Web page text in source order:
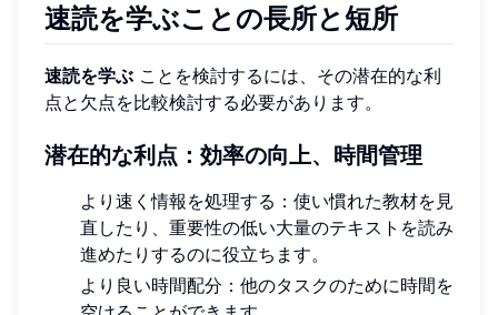
速読を学ぶことの長所と短所
速読を学ぶ ことを検討するには、その潜在的な利
点と欠点を比較検討する必要があります。
潜在的な利点：効率の向上、時間管理
より速く情報を処理する：使い慣れた教材を見
直したり、重要性の低い大量のテキストを読み
進めたりするのに役立ちます。
より良い時間配分：他のタスクのために時間を